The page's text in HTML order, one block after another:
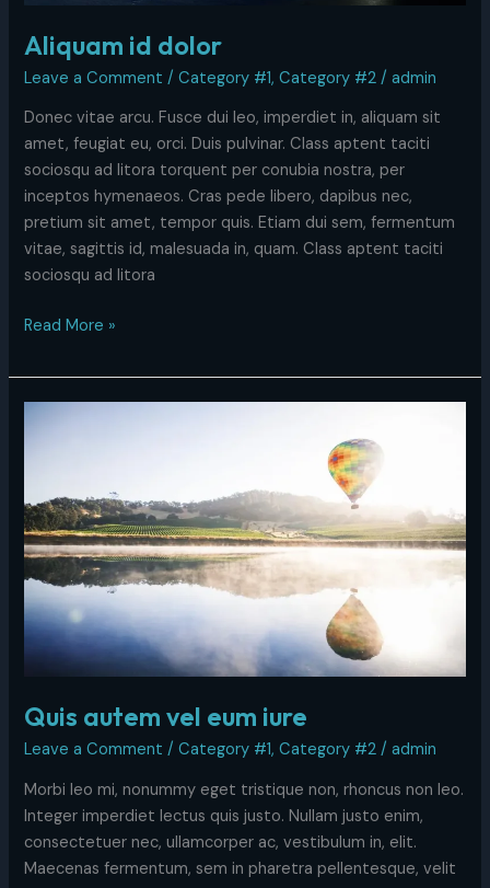
Aliquam id dolor
Leave a Comment /Category #1,Category #2 /admin
Donec vitae arcu. Fusce dui leo, imperdiet in, aliquam sit
amet, feugiat eu, orci. Duis pulvinar. Class aptent taciti
sociosqu ad litora torquent per conubia nostra, per
inceptos hymenaeos. Cras pede libero, dapibus nec,
pretium sit amet, tempor quis. Etiam dui sem, fermentum
vitae, sagittis id, malesuada in, quam. Class aptent taciti
sociosqu ad litora
Read More »
Quis autem vel eum iure
Leave a Comment /Category #1,Category #2 /admin
Morbi leo mi, nonummy eget tristique non, rhoncus non leo.
Integer imperdiet lectus quis justo. Nullam justo enim,
consectetuer nec, ullamcorper ac, vestibulum in, elit.
Maecenas fermentum, sem in pharetra pellentesque, velit
iure